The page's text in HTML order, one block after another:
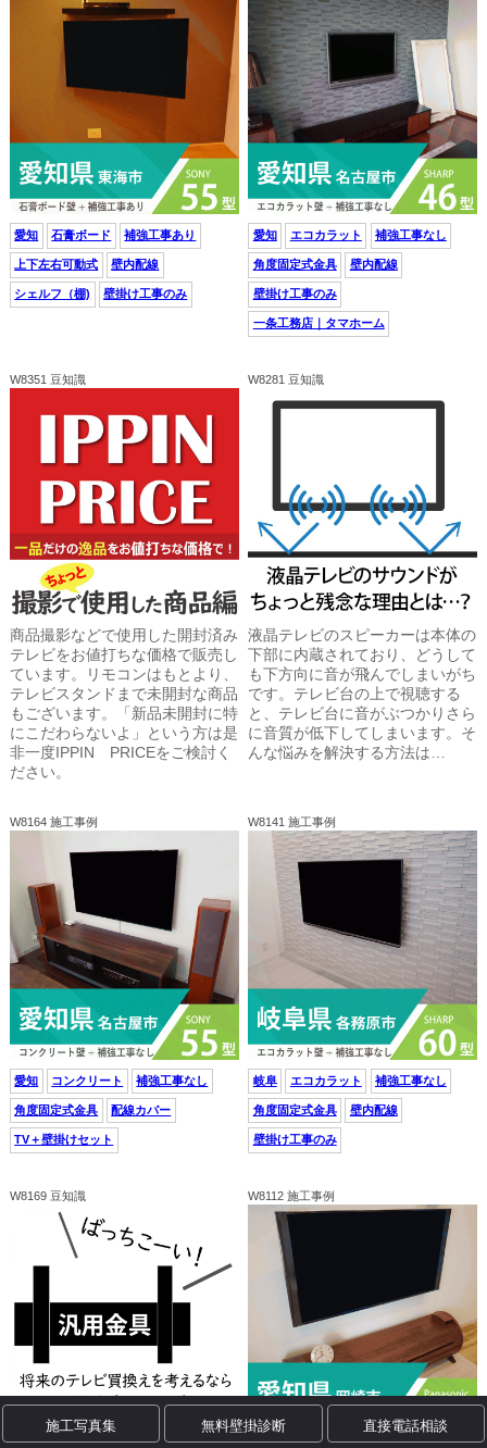
愛知 石膏ボード 補強工事あり
上下左右可動式 壁内配線
シェルフ（棚) 壁掛け工事のみ
愛知 エコカラット 補強工事なし
角度固定式金具 壁内配線
壁掛け工事のみ
一条工務店｜タマホーム
W8351 豆知識
商品撮影などで使用した開封済み
テレビをお値打ちな価格で販売し
ています。リモコンはもとより、
テレビスタンドまで未開封な商品
もございます。「新品未開封に特
にこだわらないよ」という方は是
非一度IPPIN PRICEをご検討く
ださい。
W8281 豆知識
液晶テレビのスピーカーは本体の
下部に内蔵されており、どうして
も下方向に音が飛んでしまいがち
です。テレビ台の上で視聴する
と、テレビ台に音がぶつかりさら
に音質が低下してしまいます。そ
んな悩みを解決する方法は…
W8164 施工事例
愛知 コンクリート 補強工事なし
角度固定式金具 配線カバー
TV＋壁掛けセット
W8141 施工事例
岐阜 エコカラット 補強工事なし
角度固定式金具 壁内配線
壁掛け工事のみ
W8169 豆知識 W8112 施工事例
施工写真集 無料壁掛診断 直接電話相談